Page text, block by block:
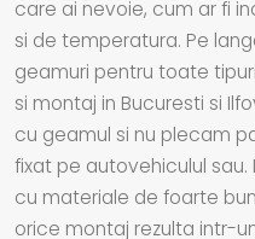
care ai nevoie, cum ar fi
si de temperatura. Pe
geamuri pentru toate
si montaj in Bucuresti si
cu geamul si nu plecam
fixat pe autovehiculul
cu materiale de foarte
orice montaj rezulta intr-